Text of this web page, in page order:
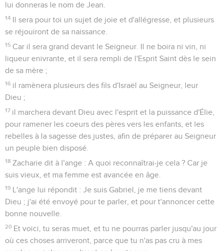
lui donneras le nom de Jean.
14 Il sera pour toi un sujet de joie et d'allégresse, et plusieurs
se réjouiront de sa naissance.
15 Car il sera grand devant le Seigneur. Il ne boira ni vin, ni
liqueur enivrante, et il sera rempli de l'Esprit Saint dès le sein
de sa mère ;
16 il ramènera plusieurs des fils d'Israël au Seigneur, leur
Dieu ;
17 il marchera devant Dieu avec l'esprit et la puissance d'Élie,
pour ramener les coeurs des pères vers les enfants, et les
rebelles à la sagesse des justes, afin de préparer au Seigneur
un peuple bien disposé.
18 Zacharie dit à l'ange : A quoi reconnaîtrai-je cela ? Car je
suis vieux, et ma femme est avancée en âge.
19 L'ange lui répondit : Je suis Gabriel, je me tiens devant
Dieu ; j'ai été envoyé pour te parler, et pour t'annoncer cette
bonne nouvelle.
20 Et voici, tu seras muet, et tu ne pourras parler jusqu'au jour
où ces choses arriveront, parce que tu n'as pas cru à mes